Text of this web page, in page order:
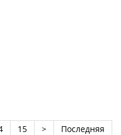
15 > Последняя